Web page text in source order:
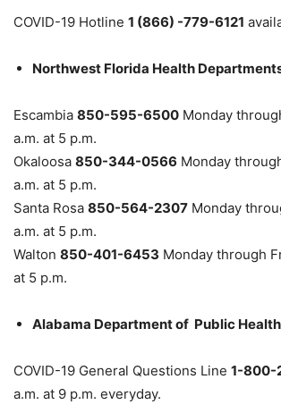
COVID-19 Hotline 1 (866) -779-6121
Northwest Florida Health
Escambia 850-595-6500 Monday
a.m. at 5 p.m.
Okaloosa 850-344-0566 Monday
a.m. at 5 p.m.
Santa Rosa 850-564-2307 Monday
a.m. at 5 p.m.
Walton 850-401-6453 Monday through
at 5 p.m.
Alabama Department of Public Health
COVID-19 General Questions Line 1-800-
a.m. at 9 p.m. everyday.